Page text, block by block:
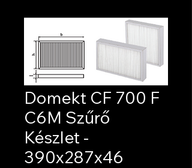
Domekt CF 700 F
C6M Szűrő
Készlet -
390x287x46